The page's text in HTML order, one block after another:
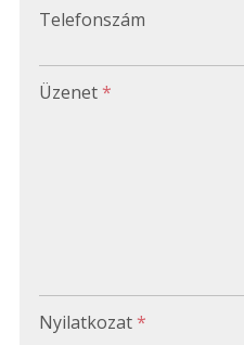
-
Telefonszám
Üzenet*
Nyilatkozat*